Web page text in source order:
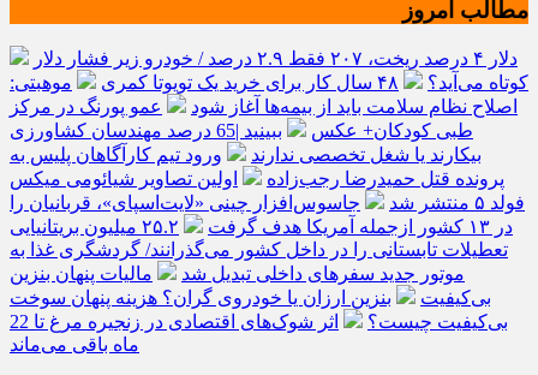
مطالب امروز
دلار ۴ درصد ریخت، ۲۰۷ فقط ۲.۹ درصد / خودرو زیر فشار دلار
کوتاه می‌آید؟
۴۸ سال کار برای خرید یک تویوتا کمری
موهبتی:
اصلاح نظام سلامت باید از بیمه‌ها آغاز شود
عمو پورنگ در مرکز
طبی کودکان+ عکس
ببینید |65 درصد مهندسان کشاورزی
بیکارند یا شغل تخصصی ندارند
ورود تیم کارآگاهان پلیس به
پرونده قتل حمیدرضا رجب‌زاده
اولین تصاویر شیائومی میکس
فولد ۵ منتشر شد
جاسوس‌افزار چینی «لایت‌اسپای»، قربانیان را
در ۱۳ کشور ازجمله آمریکا هدف گرفت
۲۵.۲ میلیون بریتانیایی
تعطیلات تابستانی را در داخل کشور می‌گذرانند/ گردشگری غذا به
موتور جدید سفرهای داخلی تبدیل شد
مالیات پنهان بنزین
بی‌کیفیت
بنزین ارزان یا خودروی گران؟ هزینه پنهان سوخت
بی‌کیفیت چیست؟
اثر شوک‌های اقتصادی در زنجیره مرغ تا 22
ماه باقی می‌ماند